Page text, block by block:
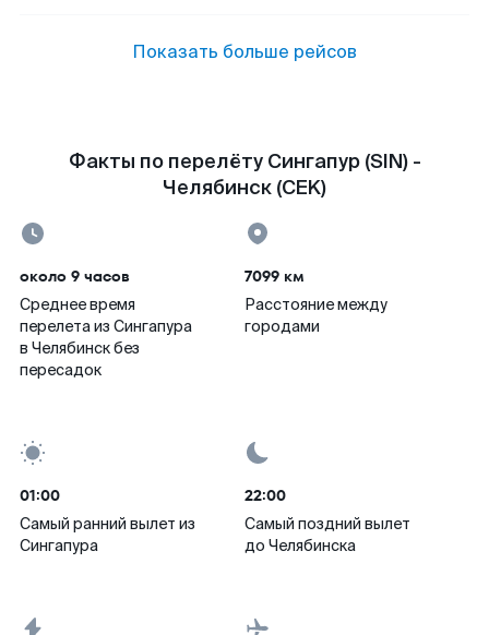
Показать больше рейсов
Факты по перелёту Сингапур (SIN) -
Челябинск (CEK)
около 9 часов
Среднее время
перелета из Сингапура
в Челябинск без
пересадок
7099 км
Расстояние между
городами
01:00
Самый ранний вылет из
Сингапура
22:00
Самый поздний вылет
до Челябинска